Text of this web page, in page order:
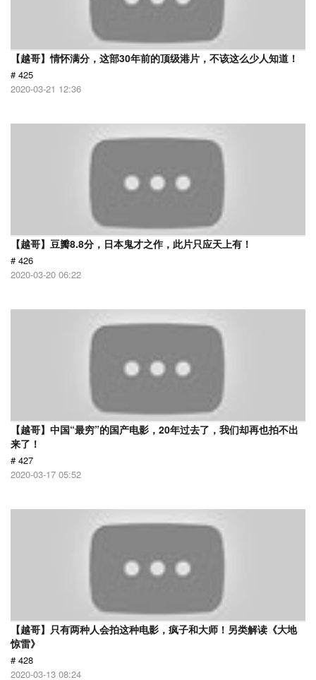
【越哥】情怀满分，这部30年前的顶级港片，不该这么少人知道！
# 425
2020-03-21 12:36
【越哥】豆瓣8.8分，日本鬼才之作，此片只应天上有！
# 426
2020-03-20 06:22
【越哥】中国“最穷”的国产电影，20年过去了，我们却再也拍不出
来了！
# 427
2020-03-17 05:52
【越哥】只有两种人会拍这种电影，疯子和大师！另类解读《大地
惊雷》
# 428
2020-03-13 08:24